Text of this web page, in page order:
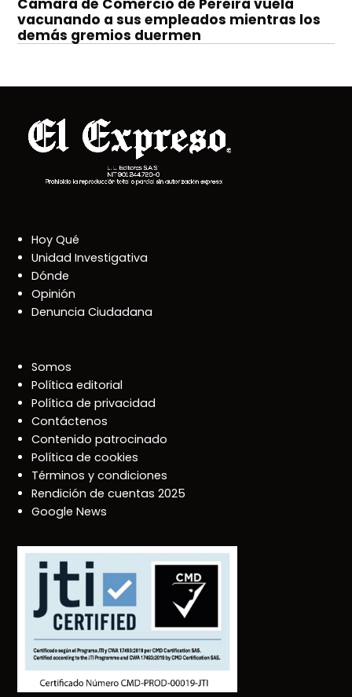
Cámara de Comercio de Pereira vuela
vacunando a sus empleados mientras los
demás gremios duermen
Hoy Qué
Unidad Investigativa
Dónde
Opinión
Denuncia Ciudadana
Somos
Política editorial
Política de privacidad
Contáctenos
Contenido patrocinado
Política de cookies
Términos y condiciones
Rendición de cuentas 2025
Google News